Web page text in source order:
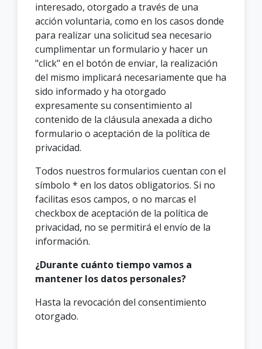
interesado, otorgado a través de una
acción voluntaria, como en los casos donde
para realizar una solicitud sea necesario
cumplimentar un formulario y hacer un
"click" en el botón de enviar, la realización
del mismo implicará necesariamente que ha
sido informado y ha otorgado
expresamente su consentimiento al
contenido de la cláusula anexada a dicho
formulario o aceptación de la política de
privacidad.
Todos nuestros formularios cuentan con el
símbolo * en los datos obligatorios. Si no
facilitas esos campos, o no marcas el
checkbox de aceptación de la política de
privacidad, no se permitirá el envío de la
información.
¿Durante cuánto tiempo vamos a
mantener los datos personales?
Hasta la revocación del consentimiento
otorgado.